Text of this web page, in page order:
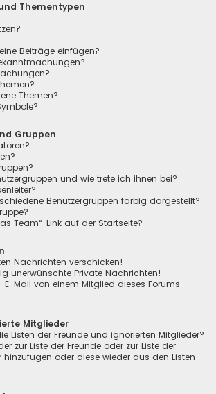
Thementypen
Beiträge einfügen?
Themen?
Gruppen
und wie trete ich ihnen bei?
Benutzergruppen farbig dargestellt?
Team“-Link auf der Startseite?
Nachrichten verschicken!
unerwünschte Private Nachrichten!
Mail von einem Mitglied dieses Forums
Mitglieder
Listen der Freunde und ignorierten Mitglieder?
zur Liste der Freunde oder zur Liste der
hinzufügen oder diese wieder aus den Listen